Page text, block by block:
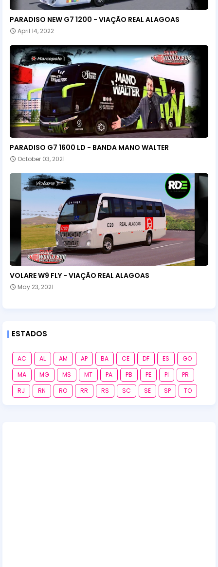
PARADISO NEW G7 1200 - VIAÇÃO REAL ALAGOAS
April 14, 2022
PARADISO G7 1600 LD - BANDA MANO WALTER
October 03, 2021
VOLARE W9 FLY - VIAÇÃO REAL ALAGOAS
May 23, 2021
ESTADOS
AC AL AM AP BA CE DF ES
GO
MA
MG MS MT PA PB PE PI
PR
RJ
RN RO RR RS SC SE SP TO